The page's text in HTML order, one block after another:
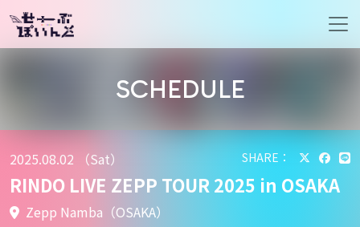
メインナビゲーション
SCHEDULE
2025.08.02 （Sat） SHARE：
RINDO LIVE ZEPP TOUR 2025 in OSAKA
Zepp Namba（OSAKA）